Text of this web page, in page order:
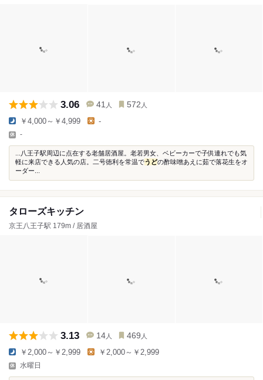
3.06 41 人 572 人
￥4,000～￥4,999 -
-
...八王子駅周辺に点在する老舗居酒屋。老若男女、ベビーカーで子供連れでも気
軽に来店できる人気の店。二号徳利を常温でうどの酢味噌あえに茹で落花生をオ
ーダー...
タローズキッチン
京王八王子駅 179m / 居酒屋
3.13 14 人 469 人
￥2,000～￥2,999 ￥2,000～￥2,999
水曜日